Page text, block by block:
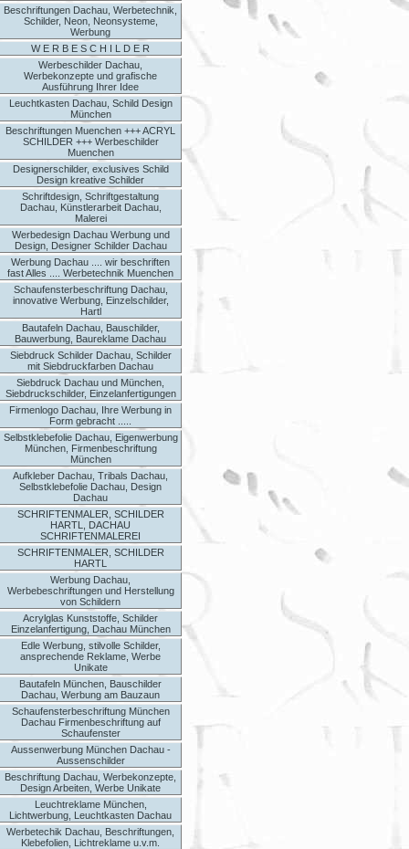
Beschriftungen Dachau, Werbetechnik,
Schilder, Neon, Neonsysteme,
Werbung
W E R B E S C H I L D E R
Werbeschilder Dachau,
Werbekonzepte und grafische
Ausführung Ihrer Idee
Leuchtkasten Dachau, Schild Design
München
Beschriftungen Muenchen +++ ACRYL
SCHILDER +++ Werbeschilder
Muenchen
Designerschilder, exclusives Schild
Design kreative Schilder
Schriftdesign, Schriftgestaltung
Dachau, Künstlerarbeit Dachau,
Malerei
Werbedesign Dachau Werbung und
Design, Designer Schilder Dachau
Werbung Dachau .... wir beschriften
fast Alles .... Werbetechnik Muenchen
Schaufensterbeschriftung Dachau,
innovative Werbung, Einzelschilder,
Hartl
Bautafeln Dachau, Bauschilder,
Bauwerbung, Baureklame Dachau
Siebdruck Schilder Dachau, Schilder
mit Siebdruckfarben Dachau
Siebdruck Dachau und München,
Siebdruckschilder, Einzelanfertigungen
Firmenlogo Dachau, Ihre Werbung in
Form gebracht .....
Selbstklebefolie Dachau, Eigenwerbung
München, Firmenbeschriftung
München
Aufkleber Dachau, Tribals Dachau,
Selbstklebefolie Dachau, Design
Dachau
SCHRIFTENMALER, SCHILDER
HARTL, DACHAU
SCHRIFTENMALEREI
SCHRIFTENMALER, SCHILDER
HARTL
Werbung Dachau,
Werbebeschriftungen und Herstellung
von Schildern
Acrylglas Kunststoffe, Schilder
Einzelanfertigung, Dachau München
Edle Werbung, stilvolle Schilder,
ansprechende Reklame, Werbe
Unikate
Bautafeln München, Bauschilder
Dachau, Werbung am Bauzaun
Schaufensterbeschriftung München
Dachau Firmenbeschriftung auf
Schaufenster
Aussenwerbung München Dachau -
Aussenschilder
Beschriftung Dachau, Werbekonzepte,
Design Arbeiten, Werbe Unikate
Leuchtreklame München,
Lichtwerbung, Leuchtkasten Dachau
Werbetechik Dachau, Beschriftungen,
Klebefolien, Lichtreklame u.v.m.